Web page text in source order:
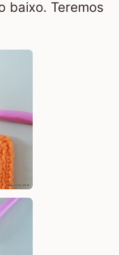
baixo. Teremos